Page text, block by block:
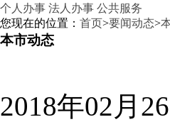
个人办事 法人办事 公共服务
您现在的位置： 首页>要闻动态>
本市动态
2018年02月